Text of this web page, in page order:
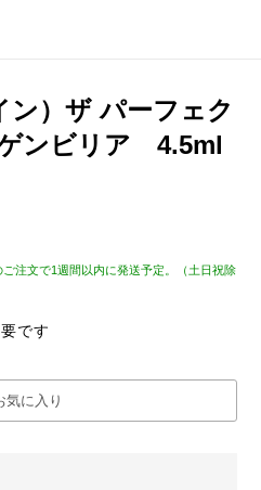
）ザ パーフェク
ゲンビリア 4.5ml
注文で1週間以内に発送予定。（土日祝除
です
気に入り